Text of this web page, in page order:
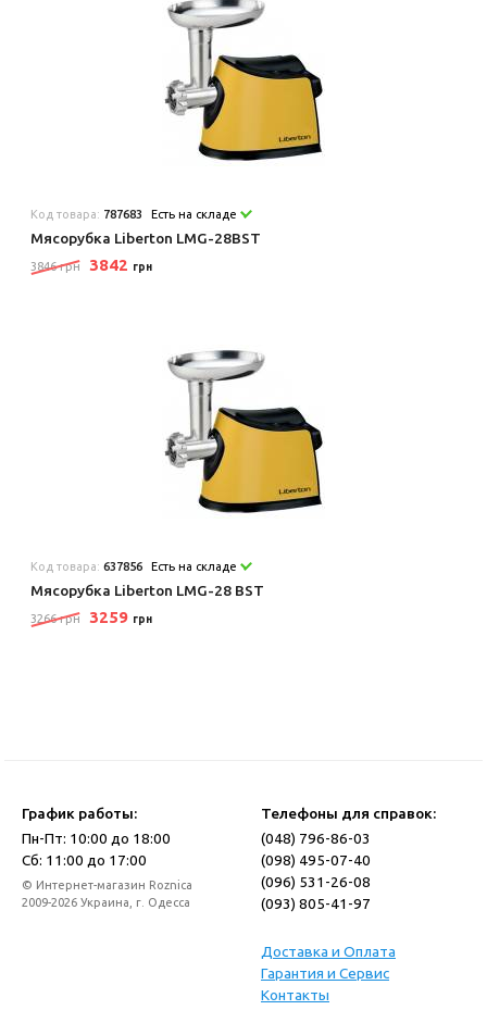
Код товара: 787683 Есть на складе
Мясорубка Liberton LMG-28BST
3846 грн 3842 грн
Код товара:637856 Есть на складе
Мясорубка Liberton LMG-28 BST
3266 грн 3259 грн
График работы:
Пн-Пт: 10:00 до 18:00
Сб: 11:00 до 17:00
© Интернет-магазин Roznica
2009-2026 Украина, г. Одесса
Телефоны для справок:
(048) 796-86-03
(098) 495-07-40
(096) 531-26-08
(093) 805-41-97
Доставка и Оплата
Гарантия и Сервис
Контакты